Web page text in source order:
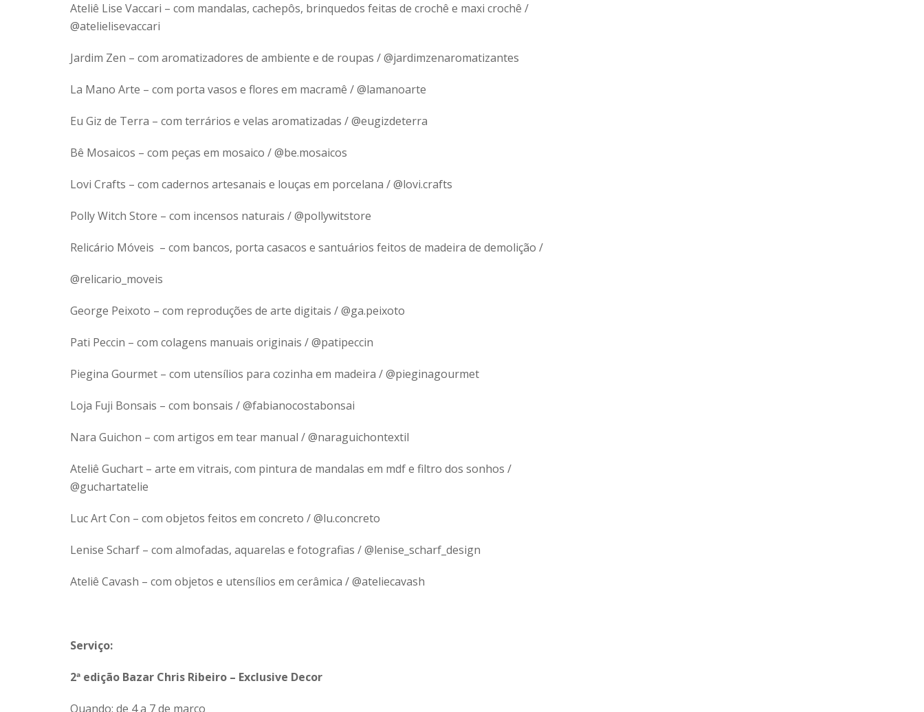
Ateliê Lise Vaccari – com mandalas, cachepôs, brinquedos feitas de crochê e maxi crochê /
@atelielisevaccari
Jardim Zen – com aromatizadores de ambiente e de roupas / @jardimzenaromatizantes
La Mano Arte – com porta vasos e flores em macramê / @lamanoarte
Eu Giz de Terra – com terrários e velas aromatizadas / @eugizdeterra
Bê Mosaicos – com peças em mosaico / @be.mosaicos
Lovi Crafts – com cadernos artesanais e louças em porcelana / @lovi.crafts
Polly Witch Store – com incensos naturais / @pollywitstore
Relicário Móveis – com bancos, porta casacos e santuários feitos de madeira de demolição /
@relicario_moveis
George Peixoto – com reproduções de arte digitais / @ga.peixoto
Pati Peccin – com colagens manuais originais / @patipeccin
Piegina Gourmet – com utensílios para cozinha em madeira / @pieginagourmet
Loja Fuji Bonsais – com bonsais / @fabianocostabonsai
Nara Guichon – com artigos em tear manual / @naraguichontextil
Ateliê Guchart – arte em vitrais, com pintura de mandalas em mdf e filtro dos sonhos /
@guchartatelie
Luc Art Con – com objetos feitos em concreto / @lu.concreto
Lenise Scharf – com almofadas, aquarelas e fotografias / @lenise_scharf_design
Ateliê Cavash – com objetos e utensílios em cerâmica / @ateliecavash
Serviço:
2ª edição Bazar Chris Ribeiro – Exclusive Decor
Quando: de 4 a 7 de março